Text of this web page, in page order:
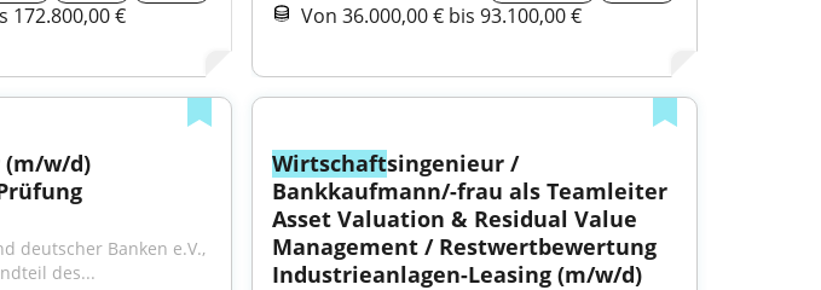
172.800,00 € Von 36.000,00 € bis 93.100,00 €
w/d)
deutscher Banken e.V.,
des...
Wirtschaftsingenieur /
Bankkaufmann/-frau als Teamleiter
Asset Valuation & Residual Value
Management / Restwertbewertung
Industrieanlagen-Leasing (m/w/d)